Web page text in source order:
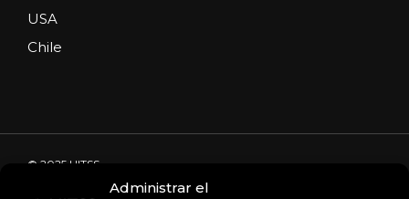
Administrar el
USA
Chile
© 2025 HITSS